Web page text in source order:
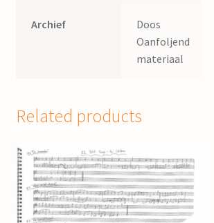
Archief
Doos
Oanfoljend
materiaal
Related products